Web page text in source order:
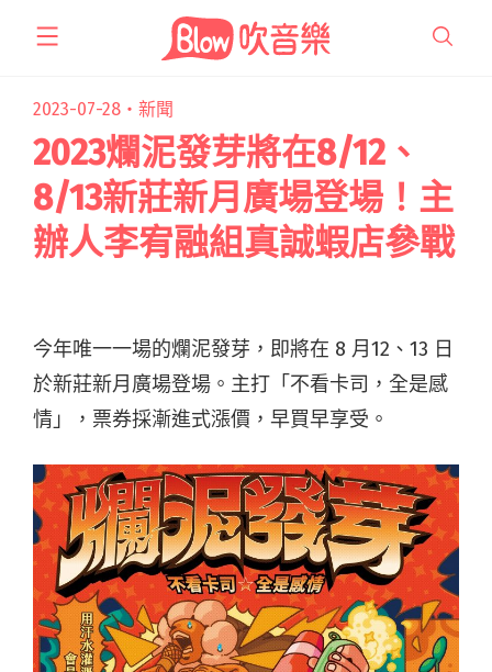
2023-07-28・ 新聞
2023爛泥發芽將在8/12、
8/13新莊新月廣場登場！主
辦人李宥融組真誠蝦店參戰
今年唯一一場的爛泥發芽，即將在 8 月12、13 日
於新莊新月廣場登場。主打「不看卡司，全是感
情」，票券採漸進式漲價，早買早享受。